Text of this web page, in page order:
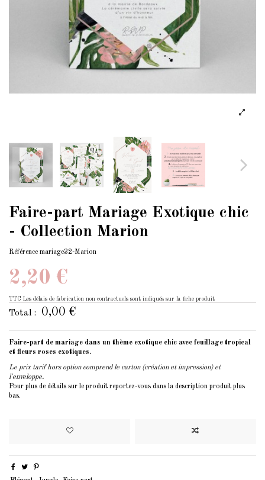
Faire-part Mariage Exotique chic
- Collection Marion
Référence mariage32-Marion
2,20 €
TTC Les délais de fabrication non contractuels sont indiqués sur la fiche produit
Total : 0,00 €
Faire-part de mariage dans un thème exotique chic avec feuillage tropical
et fleurs roses exotiques.
Le prix tarif hors option comprend le carton (création et impression) et
l'enveloppe.
Pour plus de détails sur le produit reportez-vous dans la description produit plus
bas.